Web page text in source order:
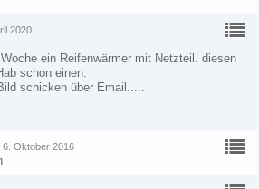
2020
ein Reifenwärmer mit Netzteil. diesen
schon einen.
schicken über Email.....
6. Oktober 2016